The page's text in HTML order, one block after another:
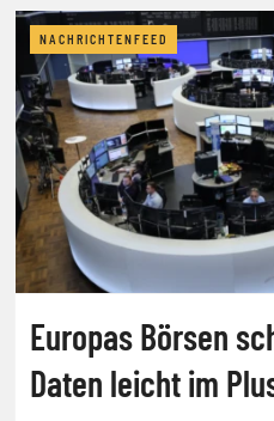
NACHRICHTENFEED
Europas Börsen
Daten leicht im